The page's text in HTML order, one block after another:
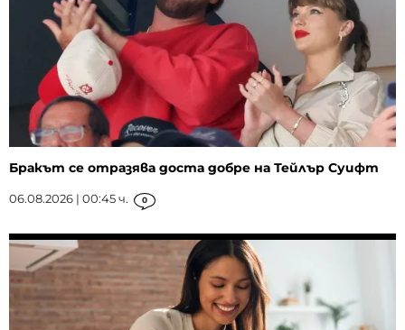
Бракът се отразява доста добре на Тейлър Суифт
06.08.2026 | 00:45 ч. 0